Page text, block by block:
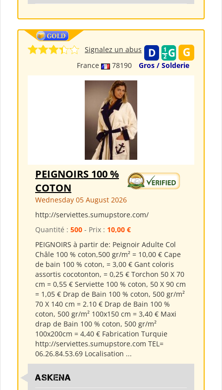
France 78190 Gros / Solderie
Signalez un abus
PEIGNOIRS 100 %
COTON
Wednesday 05 August 2026
http://serviettes.sumupstore.com/
Quantité : 500 - Prix : 10,00 €
PEIGNOIRS à partir de: Peignoir Adulte Col
Châle 100 % coton,500 gr/m² = 10,00 € Cape
de bain 100 % coton, = 3,00 € Gant coloris
assortis cocotonton, = 0,25 € Torchon 50 X 70
cm = 0,55 € Serviette 100 % coton, 50 X 90 cm
= 1,05 € Drap de Bain 100 % coton, 500 gr/m²
70 X 140 cm = 2.10 € Drap de Bain 100 %
coton, 500 gr/m² 100x150 cm = 3,40 € Maxi
drap de Bain 100 % coton, 500 gr/m²
100x200cm = 4,40 € Fabrication Turquie
http://serviettes.sumupstore.com TEL=
06.26.84.53.69 Localisation ...
ASKENA